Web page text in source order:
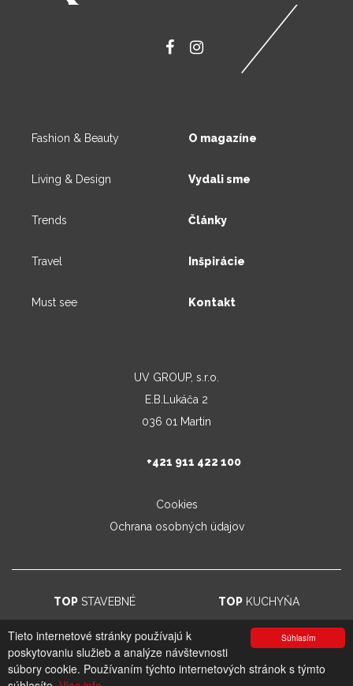
Súhlasím
Tieto internetové stránky používajú k
poskytovaniu služieb a analýze návštevnosti
súbory cookie. Používaním týchto internetových stránok s týmto
Fashion & Beauty
Living & Design
Trends
Travel
Must see
O magazíne
Vydali sme
Články
Inšpirácie
Kontakt
UV GROUP, s.r.o.
E.B.Lukáča 2
036 01 Martin
+421 911 422 100
Cookies
Ochrana osobných údajov
TOPSTAVEBNÉ TOP KUCHYŇA
© 2026. UV GROUP s.r.o. | Created by CTS Europe s.r.o.